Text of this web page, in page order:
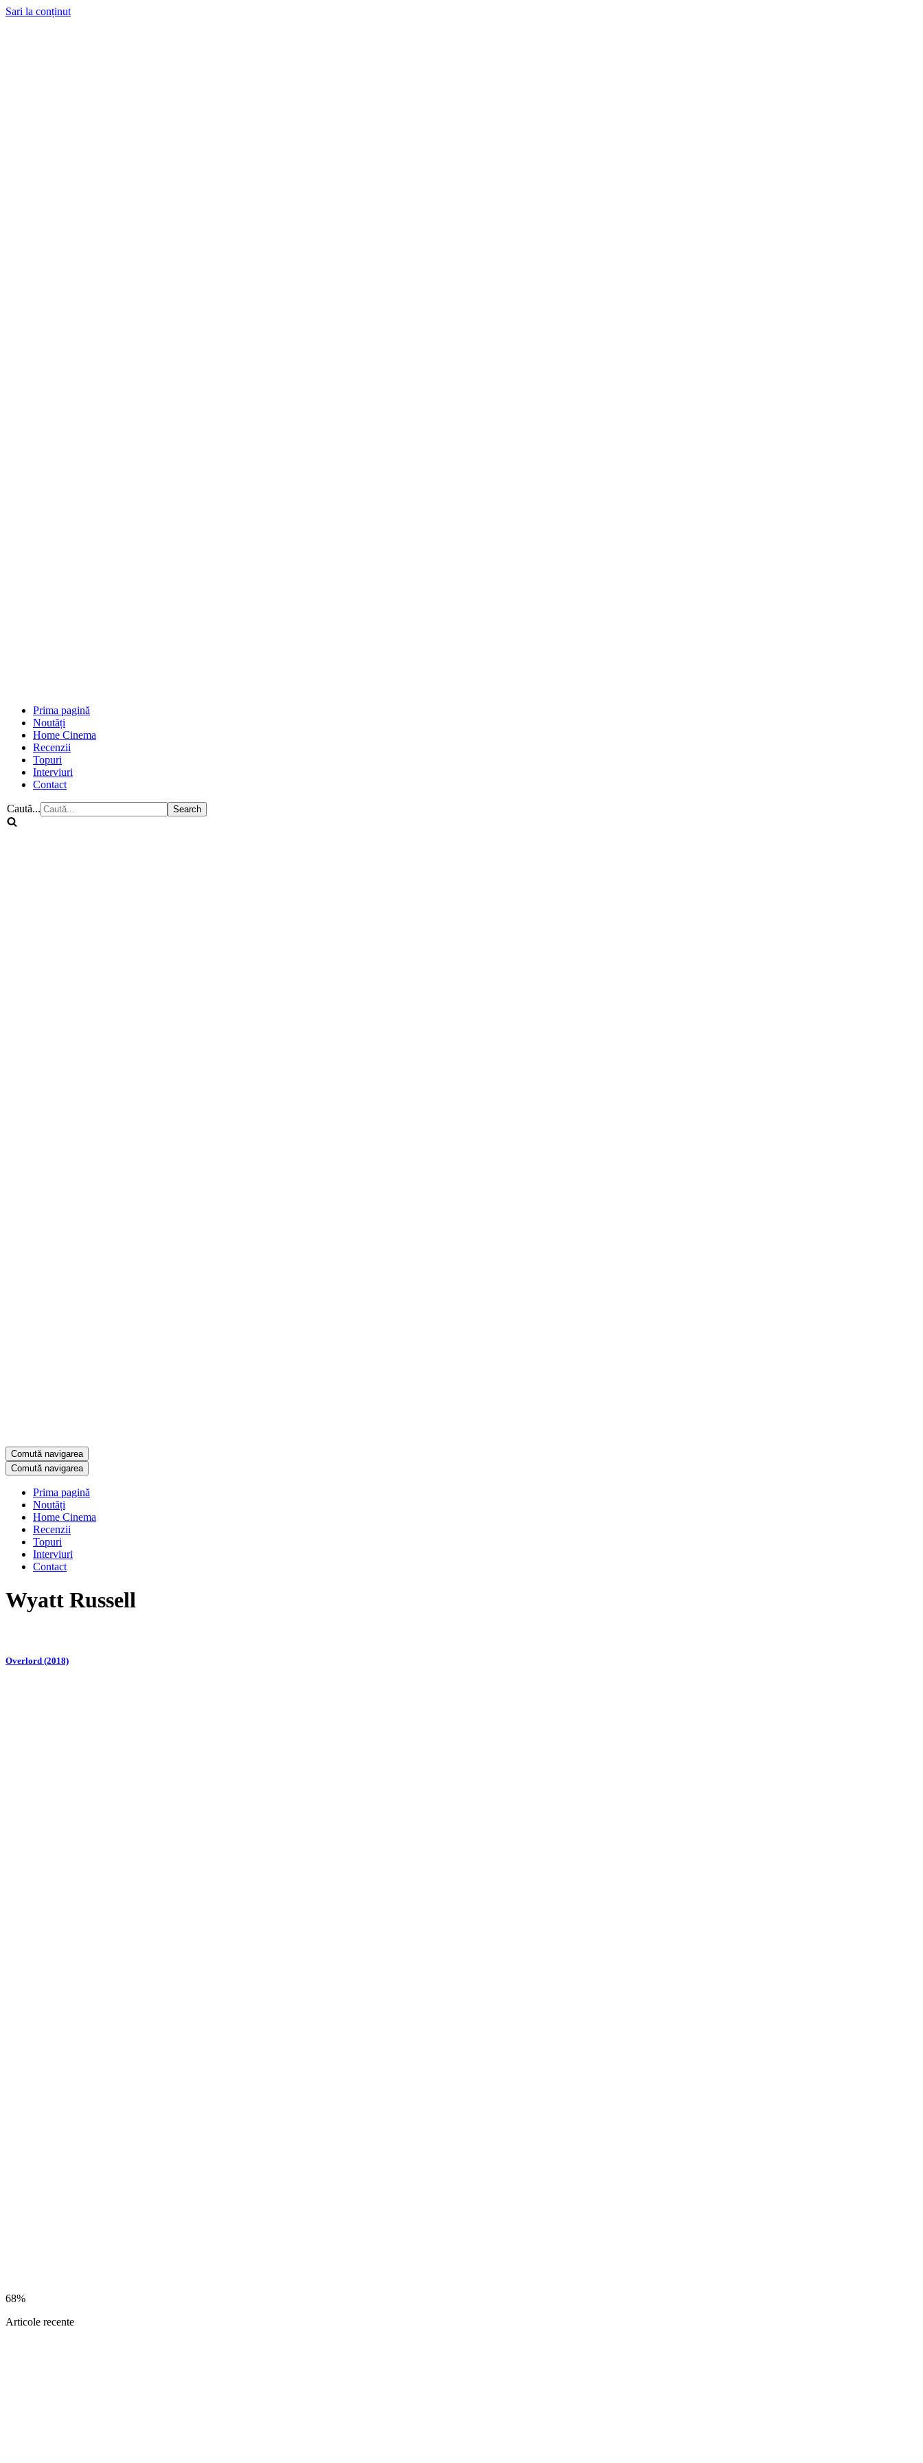
Sari la conținut
Prima pagină
Noutăți
Home Cinema
Recenzii
Topuri
Interviuri
Contact
Caută...
Comută navigarea
Comută navigarea
Prima pagină
Noutăți
Home Cinema
Recenzii
Topuri
Interviuri
Contact
Wyatt Russell
Overlord (2018)
68%
Articole recente